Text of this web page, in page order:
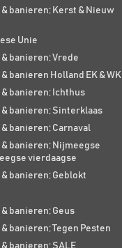
banieren; Kerst & Nieuw
Unie
banieren; Vrede
banieren Holland EK & WK
banieren; Ichthus
banieren; Sinterklaas
banieren; Carnaval
banieren; Nijmeegse
vierdaagse
banieren; Geblokt
banieren; Geus
banieren; Tegen Pesten
banieren; SALE